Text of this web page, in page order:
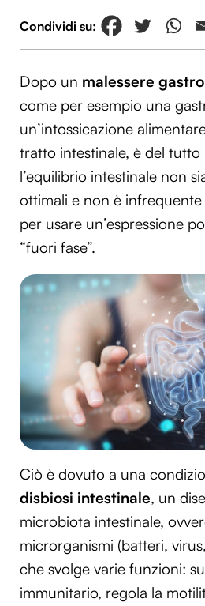
Dopo un malessere
come per esempio una
un’intossicazione
tratto intestinale, è del
l’equilibrio intestinale non
ottimali e non è infrequente
per usare un’espressione
“fuori fase”.
Ciò è dovuto a una
disbiosi intestinale, un
microbiota intestinale,
microrganismi (batteri,
che svolge varie funzioni:
immunitario, regola la